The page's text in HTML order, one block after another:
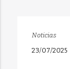
Noticias
23/07/2025